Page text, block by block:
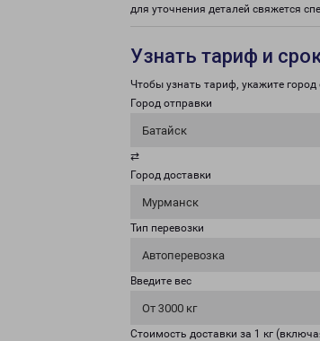
для уточнения деталей свяжется
Узнать тариф и
Чтобы узнать тариф, укажите город
Город отправки
Батайск
⇄
Город доставки
Мурманск
Тип перевозки
Автоперевозка
Введите вес
От 3000 кг
Стоимость доставки за 1 кг